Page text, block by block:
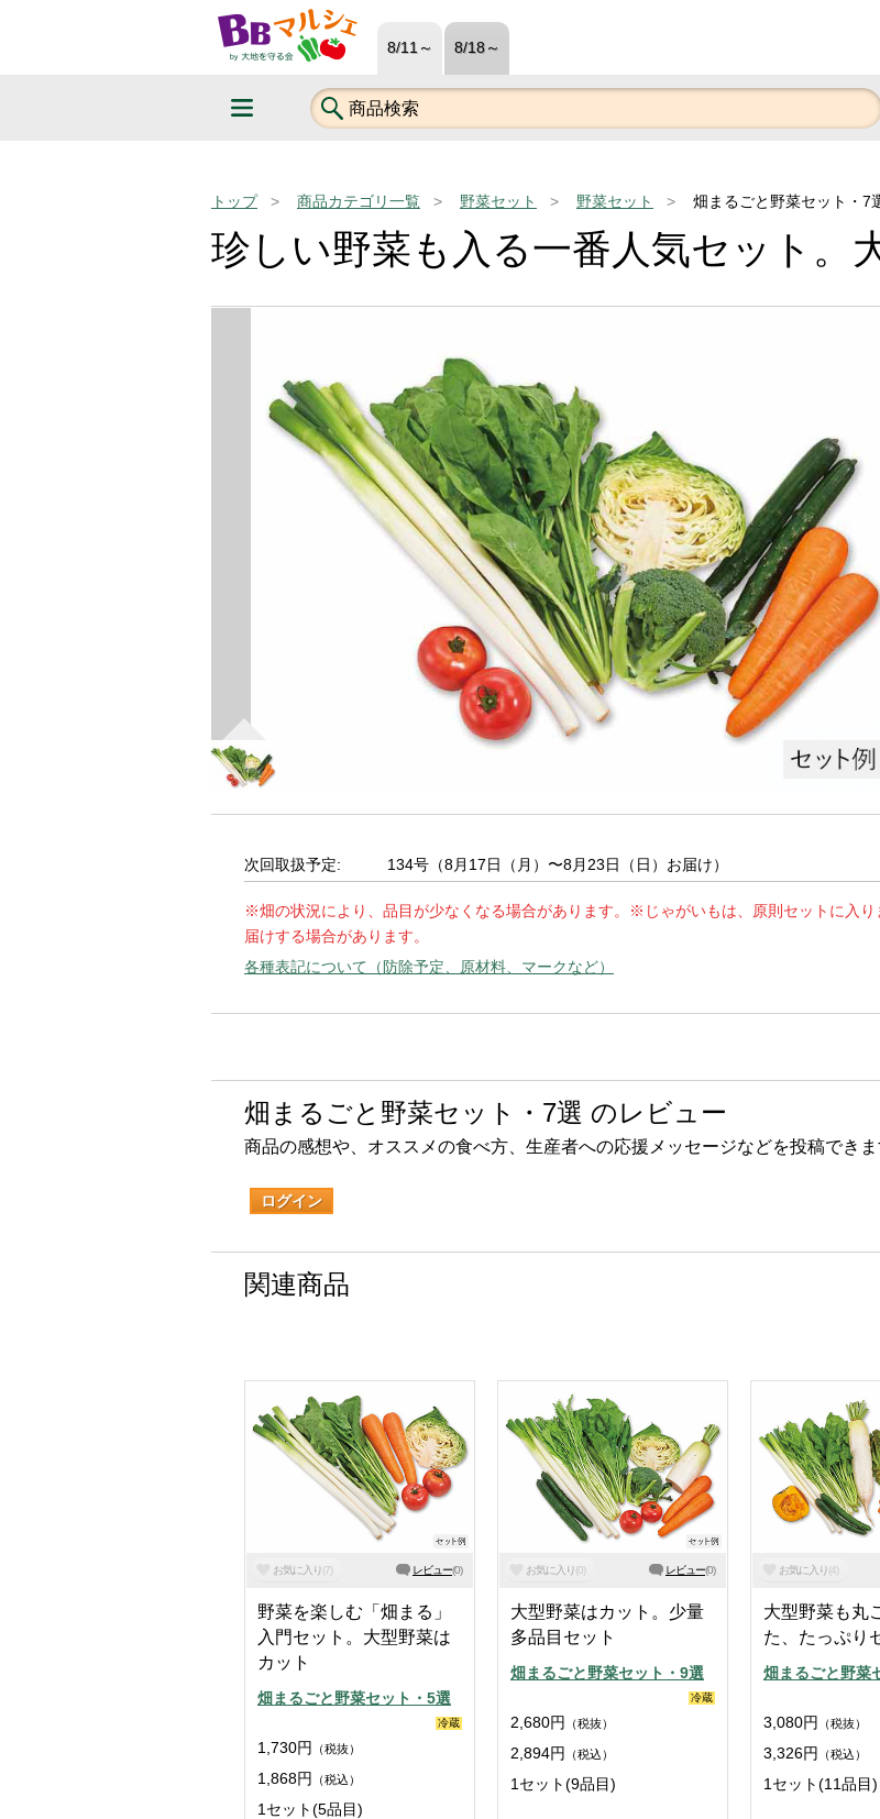
8/11～ 8/18～
トップ 商品カテゴリ一覧 野菜セット 野菜セット 畑まるごと野菜セット・7
珍しい野菜も入る一番人気セット。
次回取扱予定: 134号（8月17日（月）〜8月23日（日）お届け）
※畑の状況により、品目が少なくなる場合があります。※じゃがいもは、原則セットに入
届けする場合があります。
各種表記について（防除予定、原材料、マークなど）
畑まるごと野菜セット・7選 のレビュー
商品の感想や、オススメの食べ方、生産者への応援メッセージなどを投稿できま
ログイン
関連商品
お気に入り(7) レビュー(0)
野菜を楽しむ「畑まる」
入門セット。大型野菜は
カット
畑まるごと野菜セット・5選
冷蔵
1,730円 （税抜）
1,868円 （税込）
1セット(5品目)
お気に入り(0) レビュー(0)
大型野菜はカット。少量
多品目セット
畑まるごと野菜セット・9選
冷蔵
2,680円 （税抜）
2,894円 （税込）
1セット(9品目)
お気に入り(4)
大型野菜も丸
た、たっぷり
畑まるごと野菜
3,080円 （税抜）
3,326円 （税込）
1セット(11品目)